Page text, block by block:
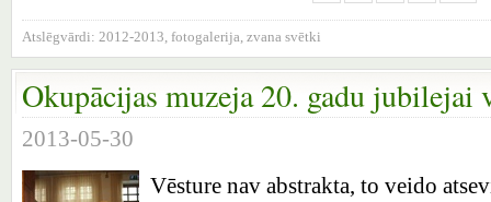
Atslēgvārdi: 2012-2013 fotogalerija zvana svētki
Okupācijas muzeja 20. gadu jubilejai
2013-05-30
Vēsture nav abstrakta, to veido